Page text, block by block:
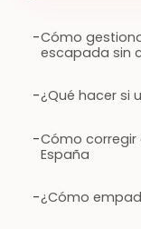
-Cómo
escapada sin
-¿Qué hacer si
-Cómo corregir
España
-¿Cómo